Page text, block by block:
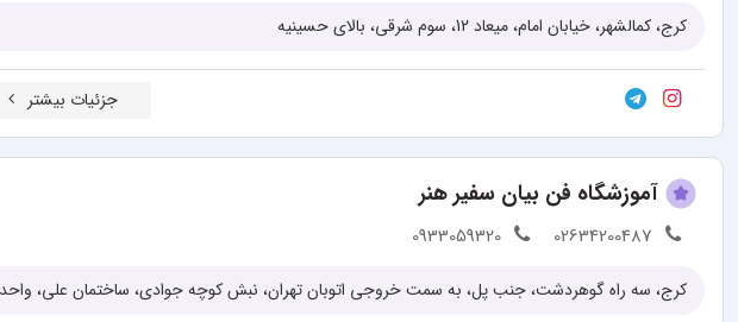
کرج، کمالشهر، خیابان امام، میعاد 12، سوم شرقی، بالای حسینیه
جزئیات بیشتر
آموزشگاه فن بیان سفیر هنر
02634200487
0933059320
کرج، سه راه گوهردشت، جنب پل، به سمت خروجی اتوبان تهران، نبش کوچه جوادی، ساختمان علی، واحد 9